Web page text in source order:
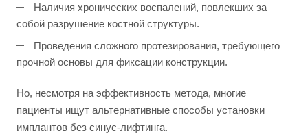
Наличия хронических воспалений, повлекших за
собой разрушение костной структуры.
Проведения сложного протезирования, требующего
прочной основы для фиксации конструкции.
Но, несмотря на эффективность метода, многие
пациенты ищут альтернативные способы установки
имплантов без синус-лифтинга.